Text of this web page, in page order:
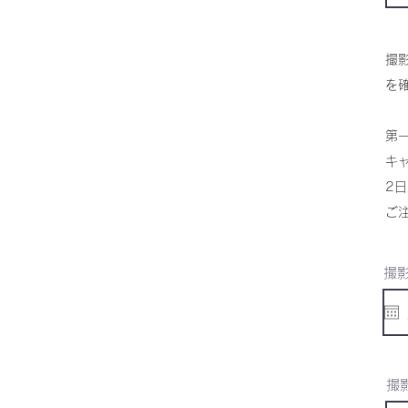
撮
を
第
キ
2
ご
撮
撮